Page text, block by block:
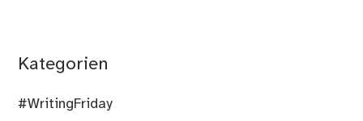
Kategorien
#WritingFriday